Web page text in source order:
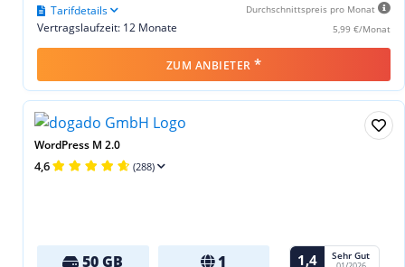
Durchschnittspreis pro Monat
5,99 €/Monat
Vertragslaufzeit: 12 Monate
Tarifdetails
ZUM ANBIETER *
WordPress M 2.0
4,6 (288)
50 GB 1 1,4 Sehr Gut